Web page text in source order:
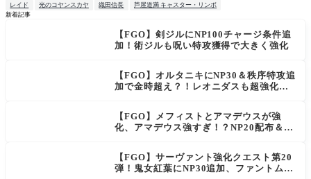
レイド
光のコヤンスカヤ 織田信長
芦屋道満 キャスター・リンボ
新着記事
【FGO】剣ジルにNP100チャージ条件追
加！術ジルも呪い特攻獲得で大きく強化
【FGO】オルタニキにNP30＆秩序特攻追
加で金時超え？！レオニダスも超強化で
【FGO】メフィストとアマデウスが強
化、アマデウス強すぎ！？NP20配布＆Ar
【FGO】サーヴァント強化クエスト第20
弾！鬼女紅葉にNP30追加、ファントムも